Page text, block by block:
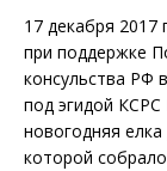
17 декабря 2017
при поддержке
консульства PФ
под эгидой
новогодняя
которой